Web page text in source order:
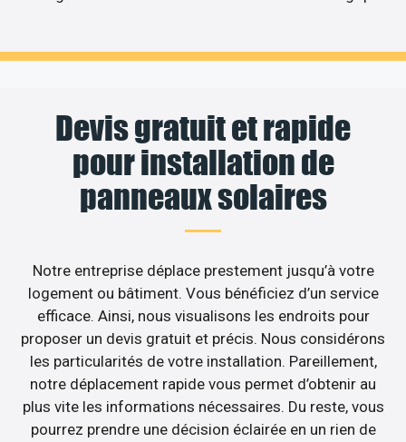
Devis gratuit et rapide
pour installation de
panneaux solaires
Notre entreprise déplace prestement jusqu’à votre
logement ou bâtiment. Vous bénéficiez d’un service
efficace. Ainsi, nous visualisons les endroits pour
proposer un devis gratuit et précis. Nous considérons
les particularités de votre installation. Pareillement,
notre déplacement rapide vous permet d’obtenir au
plus vite les informations nécessaires. Du reste, vous
pourrez prendre une décision éclairée en un rien de